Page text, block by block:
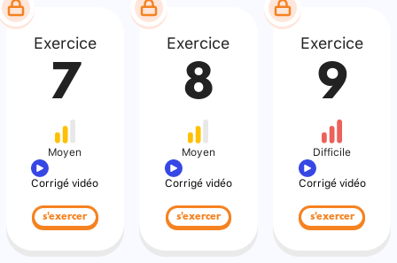
Exercice
7
Moyen
Corrigé vidéo
s'exercer
Exercice
8
Moyen
Corrigé vidéo
s'exercer
Exercice
9
Difficile
Corrigé vidéo
s'exercer